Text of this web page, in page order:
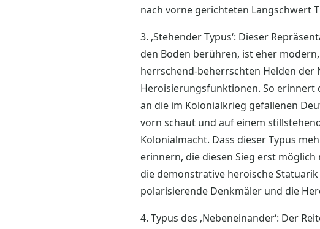
nach vorne gerichteten Langschwert
3. ‚Stehender Typus‘: Dieser
den Boden berühren, ist eher
herrschend-beherrschten Helden der
Heroisierungsfunktionen. So erinnert
an die im Kolonialkrieg gefallenen
vorn schaut und auf einem
Kolonialmacht. Dass dieser Typus
erinnern, die diesen Sieg erst
die demonstrative heroische
polarisierende Denkmäler und die
4. Typus des ‚Nebeneinander‘: Der